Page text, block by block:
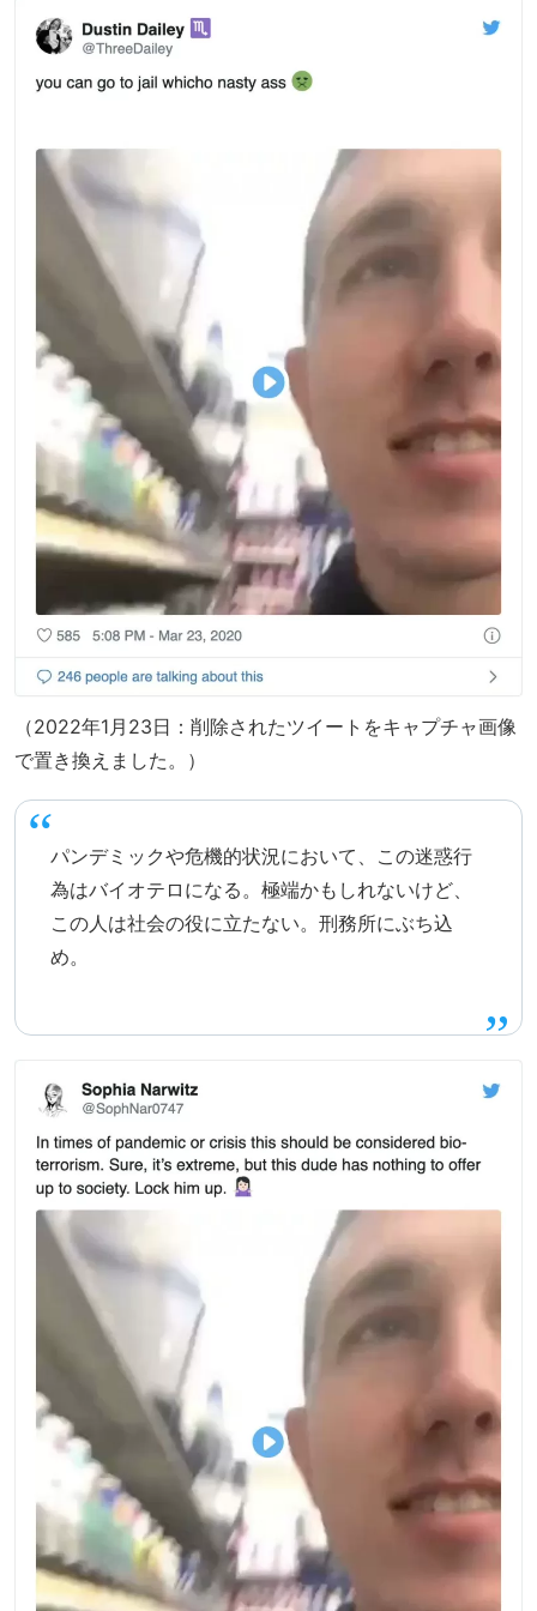
（2022年1月23日：削除されたツイートをキャプチャ画像
で置き換えました。）
パンデミックや危機的状況において、この迷惑行
為はバイオテロになる。極端かもしれないけど、
この人は社会の役に立たない。刑務所にぶち込
め。